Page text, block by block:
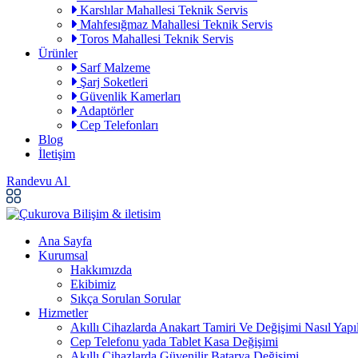
Karslılar Mahallesi Teknik Servis
Mahfesığmaz Mahallesi Teknik Servis
Toros Mahallesi Teknik Servis
Ürünler
Sarf Malzeme
Şarj Soketleri
Güvenlik Kamerları
Adaptörler
Cep Telefonları
Blog
İletişim
Randevu Al
Ana Sayfa
Kurumsal
Hakkımızda
Ekibimiz
Sıkça Sorulan Sorular
Hizmetler
Akıllı Cihazlarda Anakart Tamiri Ve Değişimi Nasıl
Cep Telefonu yada Tablet Kasa Değişimi